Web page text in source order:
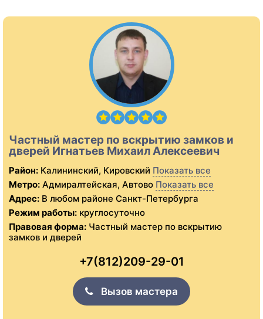
Частный мастер по вскрытию замков и
дверей Игнатьев Михаил Алексеевич
Район: Калининский, Кировский Показать все
Метро: Адмиралтейская, Автово Показать все
Адрес: В любом районе Санкт-Петербурга
Режим работы: круглосуточно
Правовая форма: Частный мастер по вскрытию
замков и дверей
+7(812)209-29-01
Вызов мастера